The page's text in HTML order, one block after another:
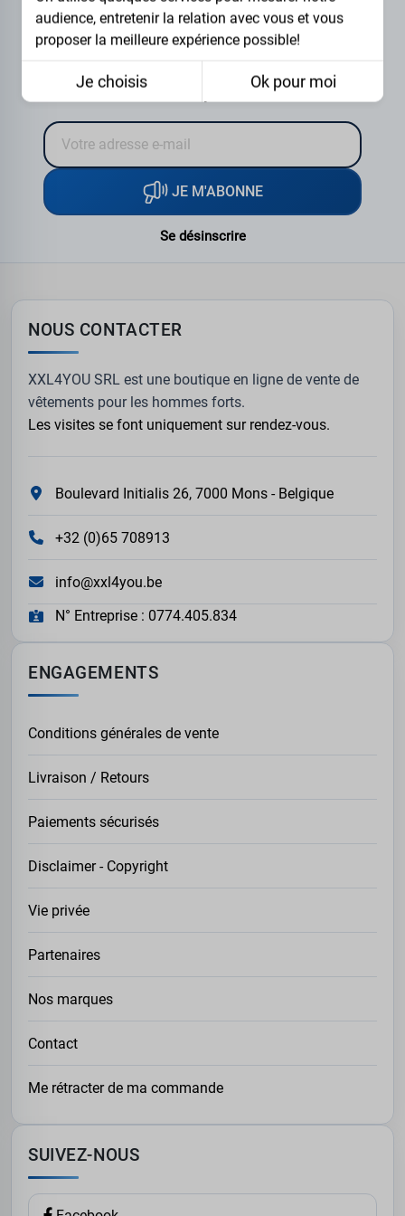
rudes tout en garantissant un confort maximal. Leurs
coupes bien pensées assurent une liberté de
mouvement idéale pour toutes vos tâches.
Code de réduction exclusif, nouvelle
collection et surprises à découvrir.
Restez connecté pour ne rien
JE M'ABONNE
Se désinscrire
NOUS CONTACTER
XXL4YOU SRL est une boutique en ligne de vente de
vêtements pour les hommes forts.
Les visites se font uniquement sur rendez-vous.
Boulevard Initialis 26, 7000 Mons - Belgique
+32 (0)65 708913
info@xxl4you.be
N° Entreprise : 0774.405.834
ENGAGEMENTS
Conditions générales de vente
Livraison / Retours
Paiements sécurisés
Disclaimer - Copyright
Vie privée
Partenaires
Nos marques
Contact
Me rétracter de ma commande
SUIVEZ-NOUS
audience, entretenir la relation avec vous et vous
proposer la meilleure expérience possible!
Je choisis Ok pour moi